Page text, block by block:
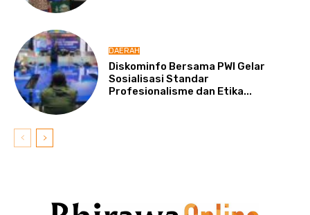
DAERAH
Diskominfo Bersama PWI Gelar
Sosialisasi Standar
Profesionalisme dan Etika...